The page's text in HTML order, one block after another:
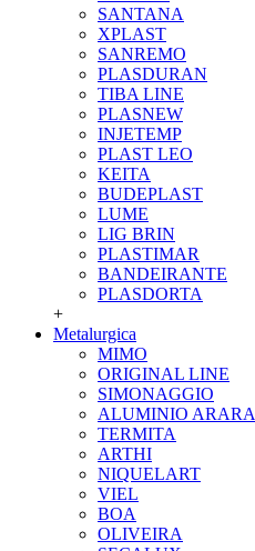
SANTANA
XPLAST
SANREMO
PLASDURAN
TIBA LINE
PLASNEW
INJETEMP
PLAST LEO
KEITA
BUDEPLAST
LUME
LIG BRIN
PLASTIMAR
BANDEIRANTE
PLASDORTA
+
Metalurgica
MIMO
ORIGINAL LINE
SIMONAGGIO
ALUMINIO ARARA
TERMITA
ARTHI
NIQUELART
VIEL
BOA
OLIVEIRA